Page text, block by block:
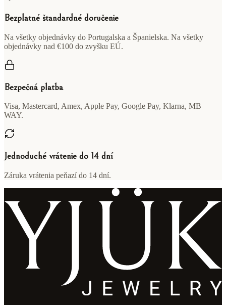
Bezplatné štandardné doručenie
Na všetky objednávky do Portugalska a Španielska. Na všetky
objednávky nad €100 do zvyšku EÚ.
Bezpečná platba
Visa, Mastercard, Amex, Apple Pay, Google Pay, Klarna, MB
WAY.
Jednoduché vrátenie do 14 dní
Záruka vrátenia peňazí do 14 dní.